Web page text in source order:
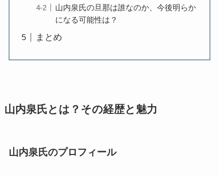
山内泉氏の旦那は誰なのか、今後明らか
になる可能性は？
まとめ
山内泉氏とは？その経歴と魅力
山内泉氏のプロフィール